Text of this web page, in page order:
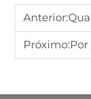
Anterior:Quais
Próximo:Por